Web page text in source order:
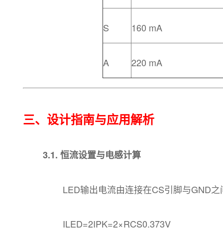
S 160 mA
A 220 mA
三、设计指南与应用解析
3.1. 恒流设置与电感计算
LED输出电流由连接在CS引脚与GND
ILED​=2IPK​​=2×RCS​0.373V​